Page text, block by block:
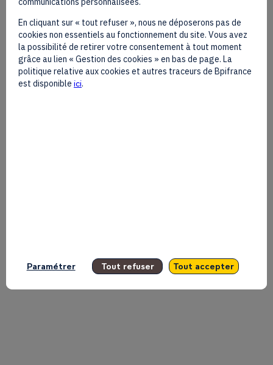
et
Fabien
le
plateau
En cliquant sur « tout refuser », nous ne déposerons pas de
cookies non essentiels au fonctionnement du site. Vous avez
la possibilité de retirer votre consentement à tout moment
grâce au lien « Gestion des cookies » en bas de page. La
politique relative aux cookies et autres traceurs de Bpifrance
est disponible ici.
Paramétrer Tout refuser Tout accepter